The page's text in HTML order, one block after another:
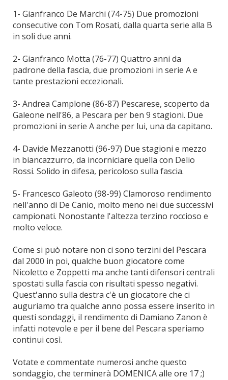
1- Gianfranco De Marchi (74-75) Due promozioni
consecutive con Tom Rosati, dalla quarta serie alla B
in soli due anni.
2- Gianfranco Motta (76-77) Quattro anni da
padrone della fascia, due promozioni in serie A e
tante prestazioni eccezionali.
3- Andrea Camplone (86-87) Pescarese, scoperto da
Galeone nell'86, a Pescara per ben 9 stagioni. Due
promozioni in serie A anche per lui, una da capitano.
4- Davide Mezzanotti (96-97) Due stagioni e mezzo
in biancazzurro, da incorniciare quella con Delio
Rossi. Solido in difesa, pericoloso sulla fascia.
5- Francesco Galeoto (98-99) Clamoroso rendimento
nell'anno di De Canio, molto meno nei due successivi
campionati. Nonostante l'altezza terzino roccioso e
molto veloce.
Come si può notare non ci sono terzini del Pescara
dal 2000 in poi, qualche buon giocatore come
Nicoletto e Zoppetti ma anche tanti difensori centrali
spostati sulla fascia con risultati spesso negativi.
Quest'anno sulla destra c'è un giocatore che ci
auguriamo tra qualche anno possa essere inserito in
questi sondaggi, il rendimento di Damiano Zanon è
infatti notevole e per il bene del Pescara speriamo
continui così.
Votate e commentate numerosi anche questo
sondaggio, che terminerà DOMENICA alle ore 17 ;)